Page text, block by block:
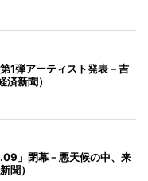
1弾アーティスト発表－吉
新聞）
」閉幕－悪天候の中、来
聞）